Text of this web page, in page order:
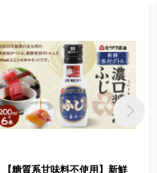
【糖質系甘味料不使用】新鮮